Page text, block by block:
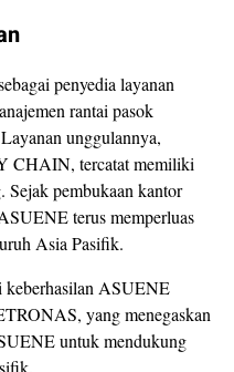
penyedia layanan
rantai pasok
unggulannya,
CHAIN, tercatat memiliki
Sejak pembukaan kantor
terus memperluas
Asia Pasifik.
ASUENE
yang menegaskan
untuk mendukung